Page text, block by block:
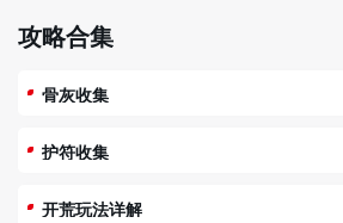
攻略合集
骨灰收集
护符收集
开荒玩法详解